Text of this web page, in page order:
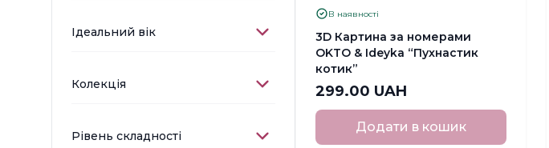
Ідеальний вік
Колекція
Рівень складності
В наявності
3D Картина за номерами
OKTO & Ideyka “Пухнастик
котик”
299.00 UAH
Додати в кошик